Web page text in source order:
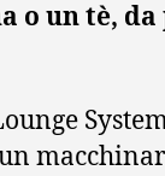
o un tè,